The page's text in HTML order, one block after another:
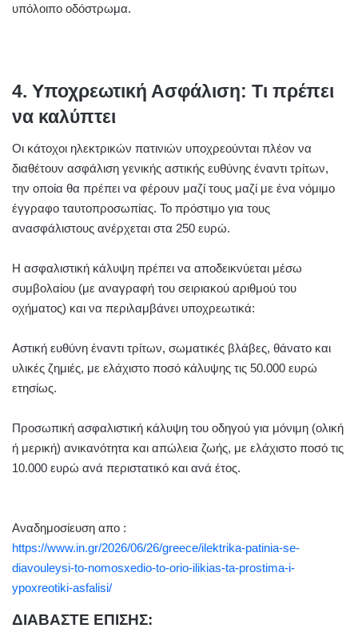
υπόλοιπο οδόστρωμα.
4. Υποχρεωτική Ασφάλιση: Τι πρέπει
να καλύπτει
Οι κάτοχοι ηλεκτρικών πατινιών υποχρεούνται πλέον να
διαθέτουν ασφάλιση γενικής αστικής ευθύνης έναντι τρίτων,
την οποία θα πρέπει να φέρουν μαζί τους μαζί με ένα νόμιμο
έγγραφο ταυτοπροσωπίας. Το πρόστιμο για τους
ανασφάλιστους ανέρχεται στα 250 ευρώ.
Η ασφαλιστική κάλυψη πρέπει να αποδεικνύεται μέσω
συμβολαίου (με αναγραφή του σειριακού αριθμού του
οχήματος) και να περιλαμβάνει υποχρεωτικά:
Αστική ευθύνη έναντι τρίτων, σωματικές βλάβες, θάνατο και
υλικές ζημιές, με ελάχιστο ποσό κάλυψης τις 50.000 ευρώ
ετησίως.
Προσωπική ασφαλιστική κάλυψη του οδηγού για μόνιμη (ολική
ή μερική) ανικανότητα και απώλεια ζωής, με ελάχιστο ποσό τις
10.000 ευρώ ανά περιστατικό και ανά έτος.
Αναδημοσίευση απο :
https://www.in.gr/2026/06/26/greece/ilektrika-patinia-se-
diavouleysi-to-nomosxedio-to-orio-ilikias-ta-prostima-i-
ypoxreotiki-asfalisi/
ΔΙΑΒΑΣΤΕ ΕΠΙΣΗΣ: